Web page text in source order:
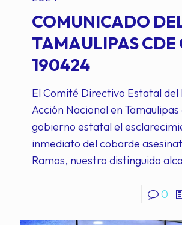
COMUNICADO
TAMAULIPAS CDE
190424
El Comité Directivo Estatal del
Acción Nacional en Tamaulipas
gobierno estatal el
inmediato del cobarde
Ramos, nuestro distinguido
0